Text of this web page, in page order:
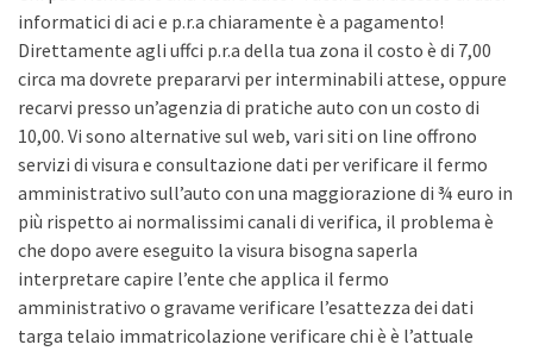
informatici di aci e p.r.a chiaramente è a pagamento!
Direttamente agli uffci p.r.a della tua zona il costo è di 7,00
circa ma dovrete prepararvi per interminabili attese, oppure
recarvi presso un’agenzia di pratiche auto con un costo di
10,00. Vi sono alternative sul web, vari siti on line offrono
servizi di visura e consultazione dati per verificare il fermo
amministrativo sull’auto con una maggiorazione di ¾ euro in
più rispetto ai normalissimi canali di verifica, il problema è
che dopo avere eseguito la visura bisogna saperla
interpretare capire l’ente che applica il fermo
amministrativo o gravame verificare l’esattezza dei dati
targa telaio immatricolazione verificare chi è è l’attuale